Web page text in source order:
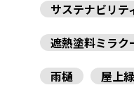
サステナビリテ
遮熱塗料ミラク
雨樋
屋上